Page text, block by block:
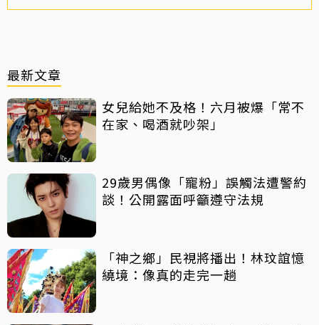
最新文章
女兒給她不及格！六月被爆「常不
在家、喝酒就吵架」
29歲男偶像「寵粉」誤觸法遭警約
談！公開露面呼籲遵守法規
「神之鄉」民視將播出！林玟誼憶
繞境：像真的走完一趟